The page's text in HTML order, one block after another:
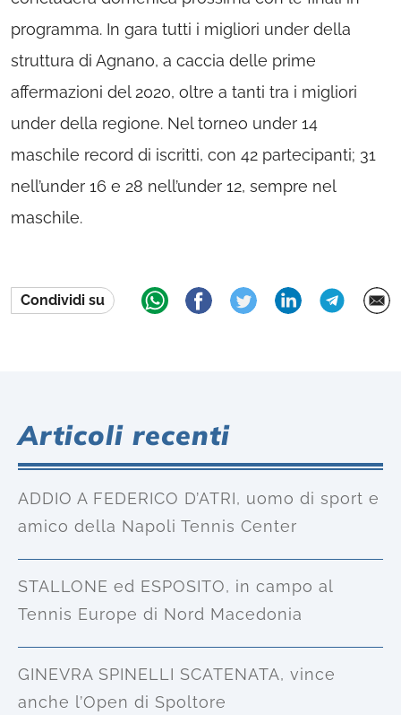
programma. In gara tutti i migliori under della
struttura di Agnano, a caccia delle prime
affermazioni del 2020, oltre a tanti tra i migliori
under della regione. Nel torneo under 14
maschile record di iscritti, con 42 partecipanti; 31
nell’under 16 e 28 nell’under 12, sempre nel
maschile.
Condividi su
Articoli recenti
ADDIO A FEDERICO D’ATRI, uomo di sport e
amico della Napoli Tennis Center
STALLONE ed ESPOSITO, in campo al
Tennis Europe di Nord Macedonia
GINEVRA SPINELLI SCATENATA, vince
anche l’Open di Spoltore